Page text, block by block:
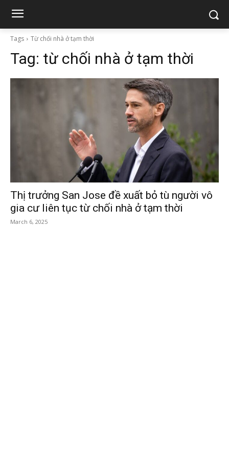
Tags Từ chối nhà ở tạm thời
Tag: từ chối nhà ở tạm thời
Thị trưởng San Jose đề xuất bỏ tù người vô
gia cư liên tục từ chối nhà ở tạm thời
March 6, 2025